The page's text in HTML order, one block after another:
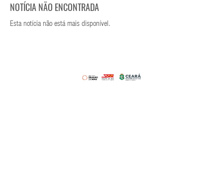
NOTÍCIA NÃO ENCONTRADA
Esta notícia não está mais disponível.